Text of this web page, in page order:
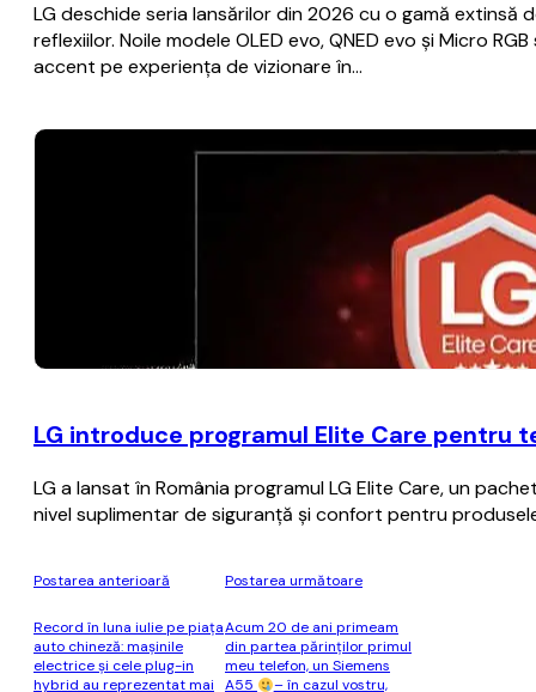
LG deschide seria lansărilor din 2026 cu o gamă
reflexiilor. Noile modele OLED evo, QNED evo și Micro
accent pe experiența de vizionare în…
LG introduce programul Elite Care pentru
LG a lansat în România programul LG Elite Care, un
nivel suplimentar de siguranță și confort pentru
Postarea anterioară
Record în luna iulie pe piaţa
auto chineză: maşinile
electrice şi cele plug-in
hybrid au reprezentat mai
Postarea următoare
Acum 20 de ani primeam
din partea părinţilor primul
meu telefon, un Siemens
A55
– în cazul vostru,